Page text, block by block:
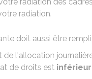
radiation.
doit aussi être
de l'allocation
de droits est